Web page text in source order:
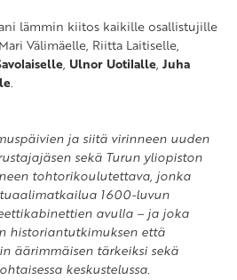
lämmin kiitos kaikille osallistujille
Välimäelle, Riitta Laitiselle,
, Ulnor Uotilalle, Juha
.
ja siitä virinneen uuden
sekä Turun yliopiston
tohtorikoulutettava, jonka
1600-luvun
avulla – ja joka
historiantutkimuksen että
äärimmäisen tärkeiksi sekä
keskustelussa.